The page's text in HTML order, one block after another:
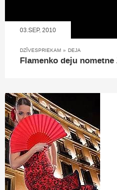
03.SEP, 2010
DZĪVESPRIEKAM » DEJA
Flamenko deju